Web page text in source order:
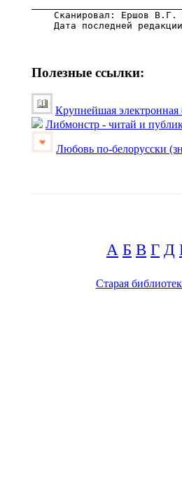
Сканиpовал: Еpшов В.Г.
Полезные ссылки:
Крупнейшая электронная
Либмонстр - читай и
Любовь по-белорусски
А Б В Г Д
Старая